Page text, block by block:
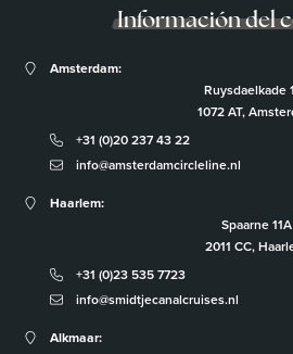
Información del
Amsterdam:
Ruysdaelkade
1072 AT,
+31 (0)20 237 43 22
info@amsterdamcircleline.nl
Haarlem:
Spaarne 11A
2011 CC,
+31 (0)23 535 7723
info@smidtjecanalcruises.nl
Alkmaar: